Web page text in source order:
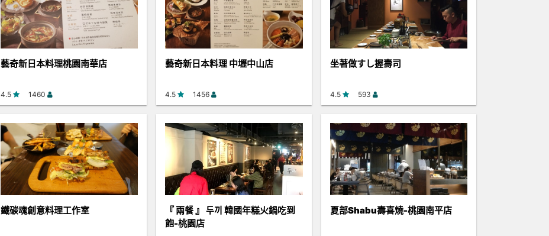
藝奇新日本料理桃園南華店
4.5 1460
藝奇新日本料理 中壢中山店
4.5 1456
坐著做すし握壽司
4.5 593
鐵碳魂創意料理工作室
『 兩餐 』 두끼 韓國年糕火鍋吃到
飽-桃園店
夏部Shabu壽喜燒-桃園南平店